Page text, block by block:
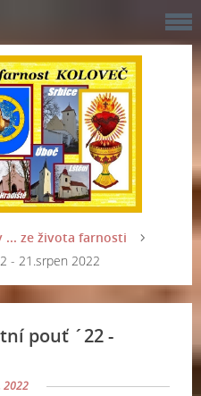
ze života farnosti
- 21.srpen 2022
pouť ´22 -
2022